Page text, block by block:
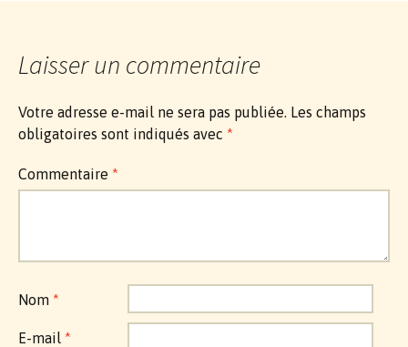
Laisser un commentaire
Votre adresse e-mail ne sera pas publiée. Les champs
obligatoires sont indiqués avec *
Commentaire *
Nom *
E-mail *